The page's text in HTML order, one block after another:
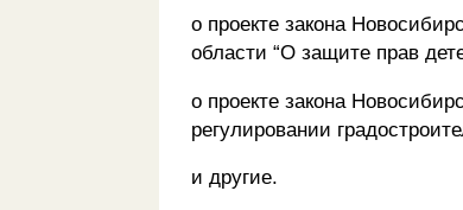
о проекте закона
области “О защите прав
о проекте закона
регулировании
и другие.